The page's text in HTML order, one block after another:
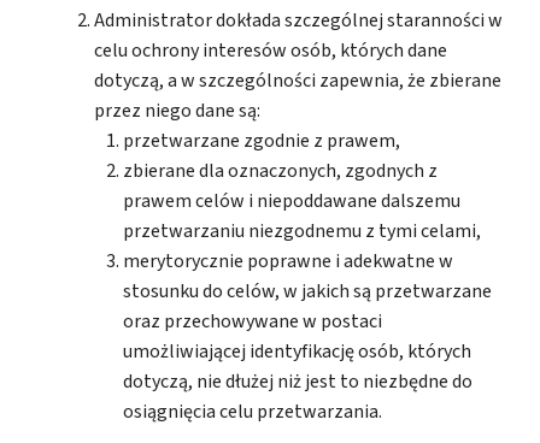
Administrator dokłada szczególnej staranności w
celu ochrony interesów osób, których dane
dotyczą, a w szczególności zapewnia, że zbierane
przez niego dane są:
przetwarzane zgodnie z prawem,
zbierane dla oznaczonych, zgodnych z
prawem celów i niepoddawane dalszemu
przetwarzaniu niezgodnemu z tymi celami,
merytorycznie poprawne i adekwatne w
stosunku do celów, w jakich są przetwarzane
oraz przechowywane w postaci
umożliwiającej identyfikację osób, których
dotyczą, nie dłużej niż jest to niezbędne do
osiągnięcia celu przetwarzania.